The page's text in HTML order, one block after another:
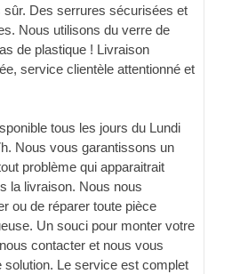
sûr. Des serrures sécurisées et
Nous utilisons du verre de
de plastique ! Livraison
service clientèle attentionné et
tous les jours du Lundi
Nous vous garantissons un
problème qui apparaitrait
la livraison. Nous nous
ou de réparer toute pièce
Un souci pour monter votre
contacter et nous vous
solution. Le service est complet